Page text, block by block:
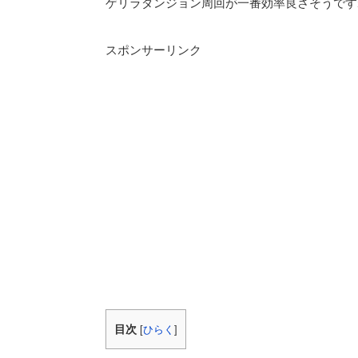
ゲリラダンジョン周回が一番効率良さそうです
スポンサーリンク
目次 [ひらく ]